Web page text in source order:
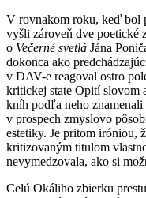
V rovnakom roku, keď bol
vyšli zároveň dve poetické
o Večerné svetlá Jána
dokonca ako
v DAV-e reagoval ostro
kritickej state Opití slovom
kníh podľa neho
v prospech zmyslovo
estetiky. Je pritom iróniou,
kritizovaným titulom
nevymedzovala, ako si
Celú Okáliho zbierku